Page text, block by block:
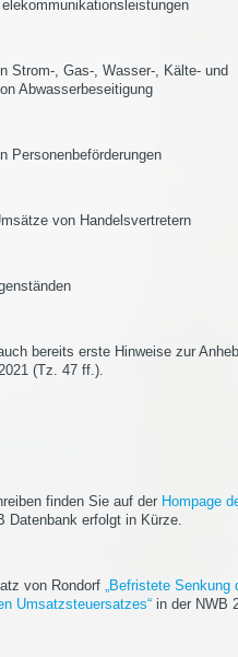
Strom-, Gas-, Wasser-, Kälte- und
Abwasserbeseitigung
Personenbeförderungen
von Handelsvertretern
bereits erste Hinweise zur
(Tz. 47 ff.).
finden Sie auf der Hompage
Datenbank erfolgt in Kürze.
von Rondorf „Befristete Senkung
Umsatzsteuersatzes“ in der NWB